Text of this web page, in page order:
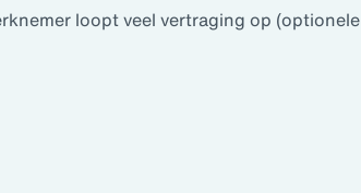
loopt veel vertraging op (optionele